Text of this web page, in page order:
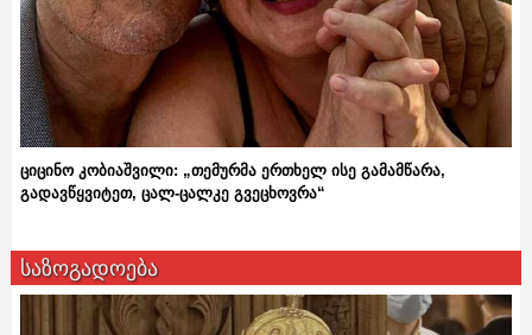
ციცინო კობიაშვილი: „თემურმა ერთხელ ისე გამამწარა,
გადავწყვიტეთ, ცალ-ცალკე გვეცხოვრა“
საზოგადოება